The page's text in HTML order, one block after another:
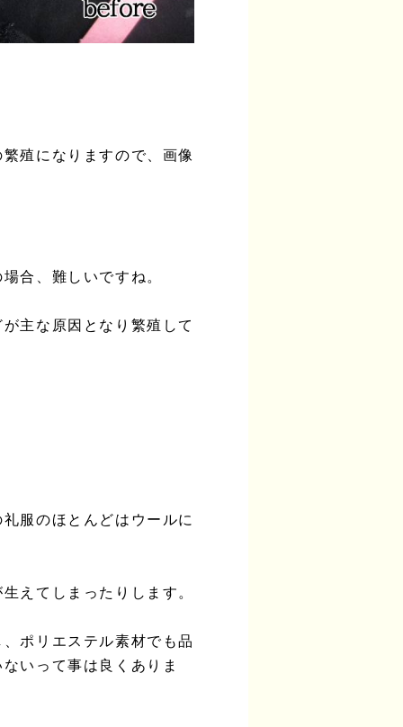
殖になりますので、画像
合、難しいですね。
主な原因となり繁殖して
服のほとんどはウールに
えてしまったりします。
ポリエステル素材でも品
いって事は良くありま